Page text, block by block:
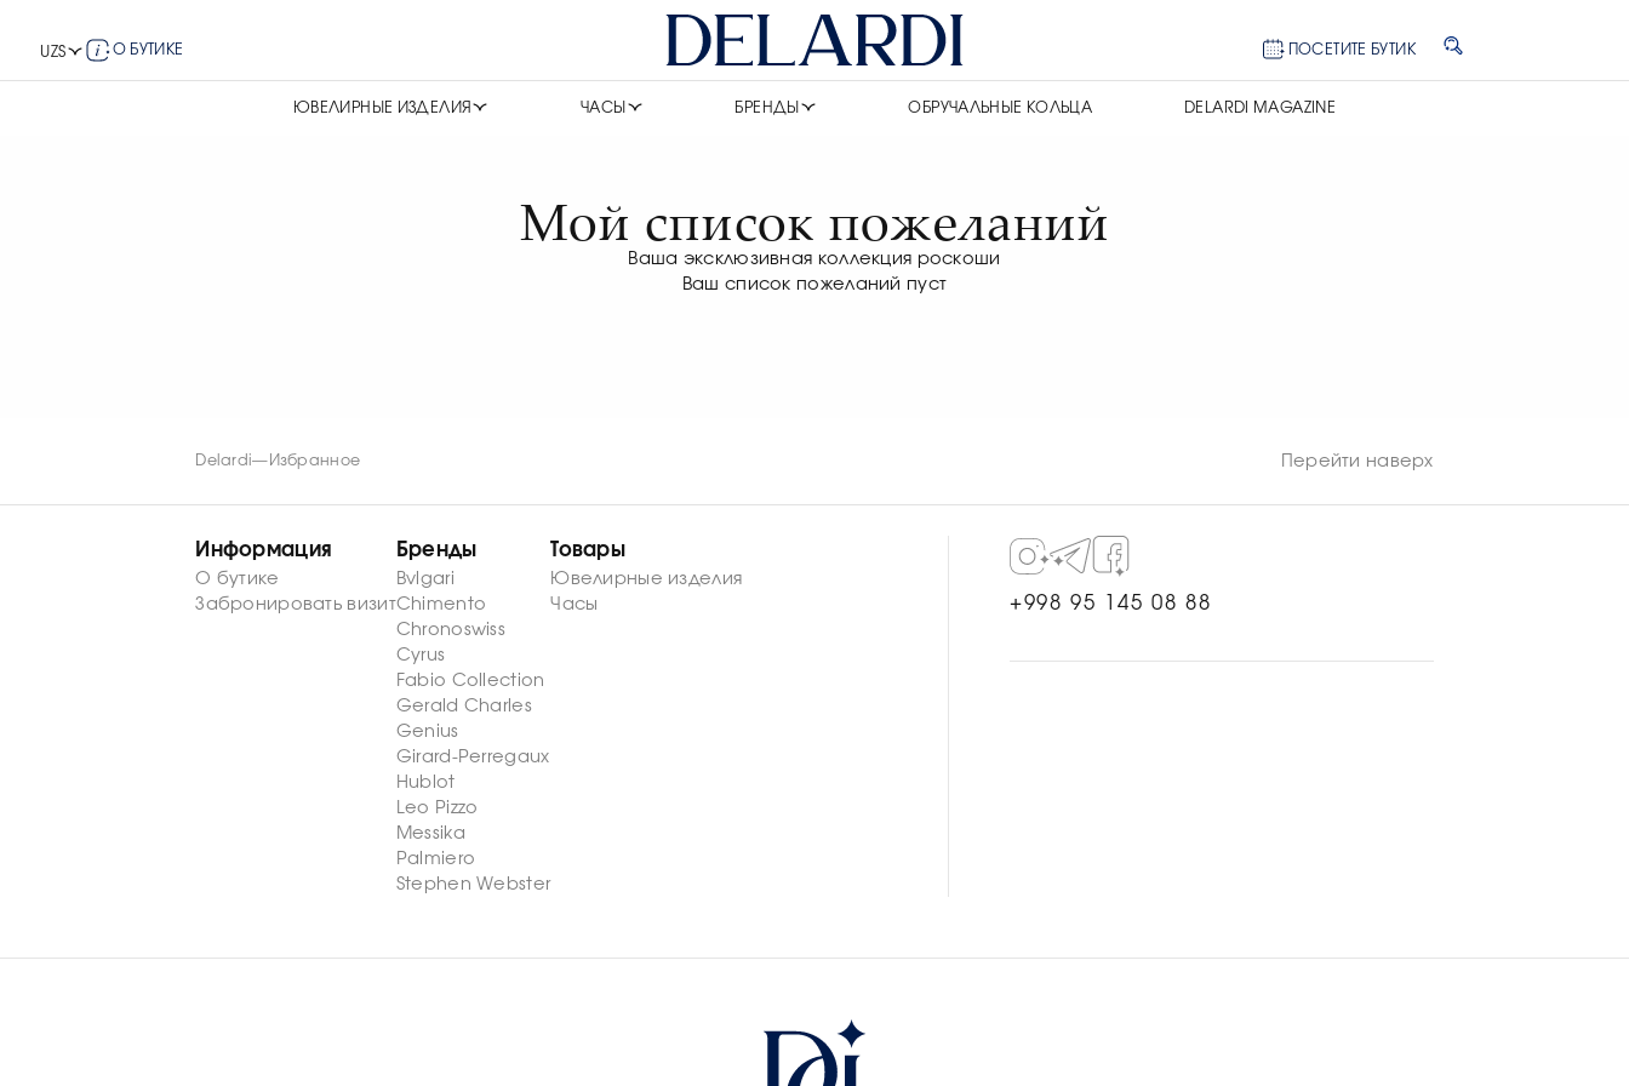
UZS О БУТИКЕ ПОСЕТИТЕ БУТИК
ЮВЕЛИРНЫЕ ИЗДЕЛИЯ ЧАСЫ БРЕНДЫ ОБРУЧАЛЬНЫЕ КОЛЬЦА DELARDI MAGAZINE
Мой список пожеланий
Ваша эксклюзивная коллекция роскоши
Ваш список пожеланий пуст
Delardi— Избранное Перейти наверх
Информация
О бутике
Забронировать визит
Бренды
Bvlgari
Chimento
Chronoswiss
Cyrus
Fabio Collection
Gerald Charles
Genius
Girard-Perregaux
Hublot
Leo Pizzo
Messika
Palmiero
Stephen Webster
Товары
Ювелирные изделия
Часы
+998 95 145 08 88